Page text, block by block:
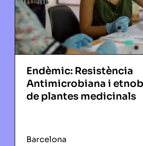
Endèmic: Resistència
Antimicrobiana i
de plantes medicinals
Barcelona